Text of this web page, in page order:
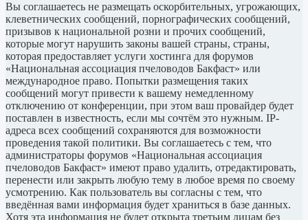
Вы соглашаетесь не размещать оскорбительных, угрожающих,
клеветнических сообщений, порнографических сообщений,
призывов к национальной розни и прочих сообщений,
которые могут нарушить законы вашей страны, страны,
которая предоставляет услуги хостинга для форумов
«Национальная ассоциация пчеловодов Бакфаст» или
международное право. Попытки размещения таких
сообщений могут привести к вашему немедленному
отключению от конференции, при этом ваш провайдер будет
поставлен в известность, если мы сочтём это нужным. IP-
адреса всех сообщений сохраняются для возможности
проведения такой политики. Вы соглашаетесь с тем, что
администраторы форумов «Национальная ассоциация
пчеловодов Бакфаст» имеют право удалить, отредактировать,
перенести или закрыть любую тему в любое время по своему
усмотрению. Как пользователь вы согласны с тем, что
введённая вами информация будет храниться в базе данных.
Хотя эта информация не будет открыта третьим лицам без